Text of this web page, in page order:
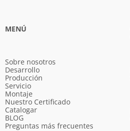
MENÚ
Sobre nosotros
Desarrollo
Producción
Servicio
Montaje
Nuestro Certificado
Catalogar
BLOG
Preguntas más frecuentes